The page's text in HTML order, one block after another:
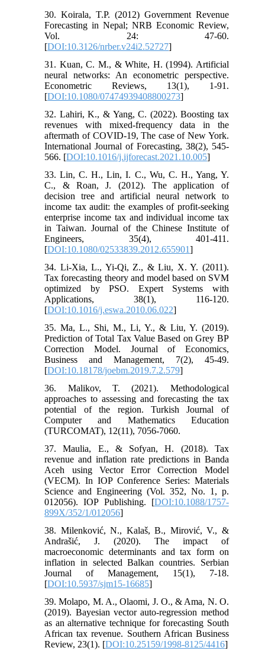
30. Koirala, T.P. (2012) Government Revenue
Forecasting in Nepal; NRB Economic Review,
Vol. 24: 47-60.
[DOI:10.3126/nrber.v24i2.52727]
31. Kuan, C. M., & White, H. (1994). Artificial
neural networks: An econometric perspective.
Econometric Reviews, 13(1), 1-91.
[DOI:10.1080/07474939408800273]
32. Lahiri, K., & Yang, C. (2022). Boosting tax
revenues with mixed-frequency data in the
aftermath of COVID-19, The case of New York.
International Journal of Forecasting, 38(2), 545-
566. [DOI:10.1016/j.ijforecast.2021.10.005]
33. Lin, C. H., Lin, I. C., Wu, C. H., Yang, Y.
C., & Roan, J. (2012). The application of
decision tree and artificial neural network to
income tax audit: the examples of profit-seeking
enterprise income tax and individual income tax
in Taiwan. Journal of the Chinese Institute of
Engineers, 35(4), 401-411.
[DOI:10.1080/02533839.2012.655901]
34. Li-Xia, L., Yi-Qi, Z., & Liu, X. Y. (2011).
Tax forecasting theory and model based on SVM
optimized by PSO. Expert Systems with
Applications, 38(1), 116-120.
[DOI:10.1016/j.eswa.2010.06.022]
35. Ma, L., Shi, M., Li, Y., & Liu, Y. (2019).
Prediction of Total Tax Value Based on Grey BP
Correction Model. Journal of Economics,
Business and Management, 7(2), 45-49.
[DOI:10.18178/joebm.2019.7.2.579]
36. Malikov, T. (2021). Methodological
approaches to assessing and forecasting the tax
potential of the region. Turkish Journal of
Computer and Mathematics Education
(TURCOMAT), 12(11), 7056-7060.
37. Maulia, E., & Sofyan, H. (2018). Tax
revenue and inflation rate predictions in Banda
Aceh using Vector Error Correction Model
(VECM). In IOP Conference Series: Materials
Science and Engineering (Vol. 352, No. 1, p.
012056). IOP Publishing. [DOI:10.1088/1757-
899X/352/1/012056]
38. Milenković, N., Kalaš, B., Mirović, V., &
Andrašić, J. (2020). The impact of
macroeconomic determinants and tax form on
inflation in selected Balkan countries. Serbian
Journal of Management, 15(1), 7-18.
[DOI:10.5937/sjm15-16685]
39. Molapo, M. A., Olaomi, J. O., & Ama, N. O.
(2019). Bayesian vector auto-regression method
as an alternative technique for forecasting South
African tax revenue. Southern African Business
Review, 23(1). [DOI:10.25159/1998-8125/4416]